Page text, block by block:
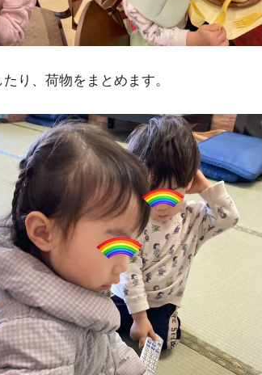
り、荷物をまとめます。